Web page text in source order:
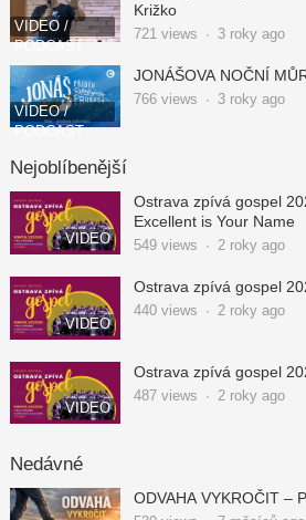
VIDEO /
PODCAST
Križko
721views · 3 roky ago
VIDEO /
PODCAST
JONÁŠOVA NOČNÍ
766views · 3 roky ago
Nejoblíbenější
VIDEO
Ostrava zpívá gospel
Excellent is Your Name
549views · 2 roky ago
VIDEO
Ostrava zpívá gospel
440views · 2 roky ago
VIDEO
Ostrava zpívá gospel
487views · 2 roky ago
Nedávné
ODVAHA VYKROČIT –